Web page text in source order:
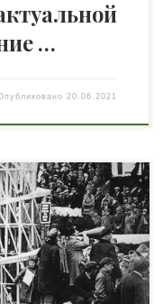
…
20.06.2021
коммунизма»,
— какими только
Она была
Владимиром
Его метод